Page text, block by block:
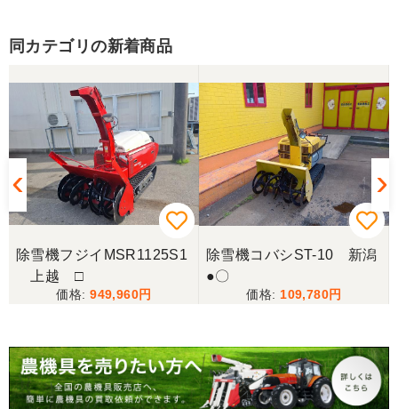
同カテゴリの新着商品
除雪機フジイMSR1125S1
上越 □
949,960
除雪機コバシST-10 新潟
●〇
109,780